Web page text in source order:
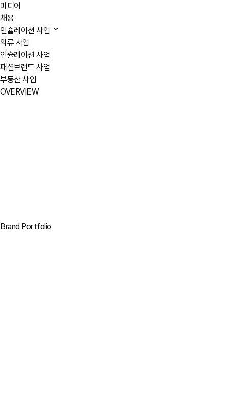
미디어
채용
인슐레이션 사업
의류 사업
인슐레이션 사업
패션브랜드 사업
부동산 사업
OVERVIEW
Brand Portfolio